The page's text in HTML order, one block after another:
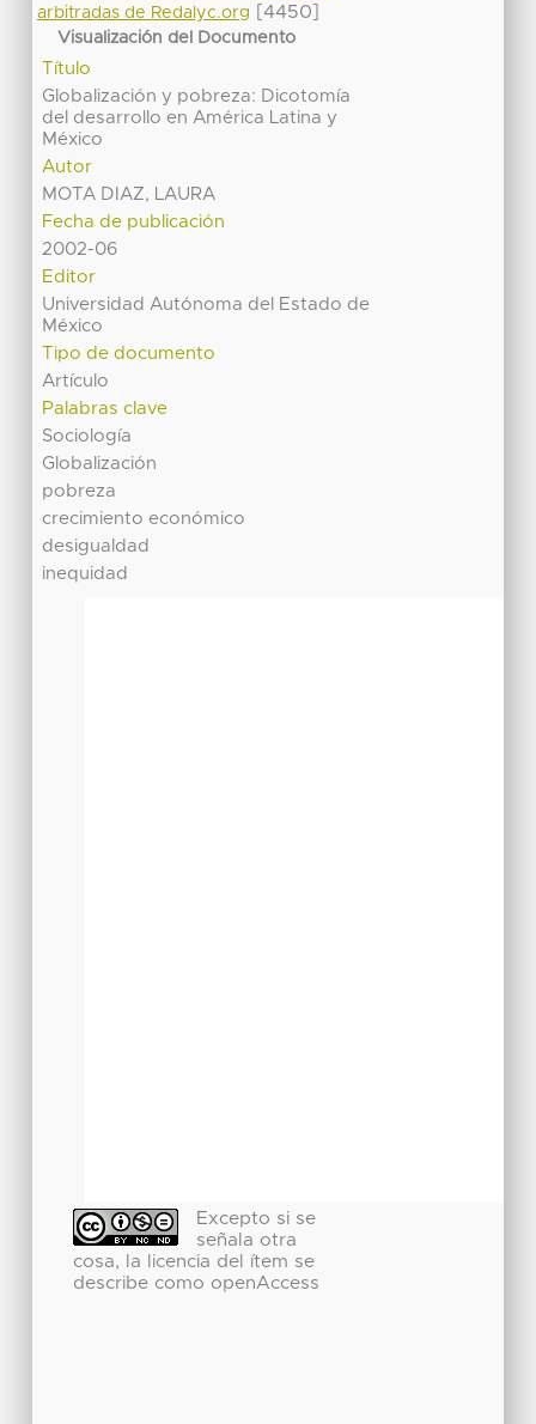
arbitradas de Redalyc.org
[4450]
Visualización del Documento
Título
Globalización y pobreza: Dicotomía
del desarrollo en América Latina y
México
Autor
MOTA DIAZ, LAURA
Fecha de publicación
2002-06
Editor
Universidad Autónoma del Estado de
México
Tipo de documento
Artículo
Palabras clave
Sociología
Globalización
pobreza
crecimiento económico
desigualdad
inequidad
Excepto si se
señala otra
cosa, la licencia del ítem se
describe como openAccess